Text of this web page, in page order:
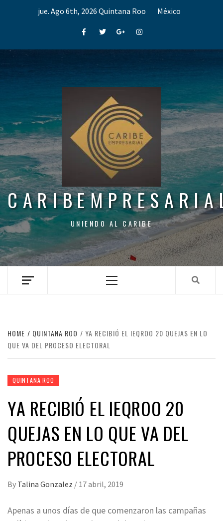
jue. Ago 6th, 2026 Quintana Roo México
FacebookTwitterGoogle+Instagram
UNIENDO AL CARIBE
Menu
HOME QUINTANA ROO
YA RECIBIÓ EL IEQROO 20 QUEJAS EN LO
QUE VA DEL PROCESO ELECTORAL
QUINTANA ROO
YA RECIBIÓ EL IEQROO 20
QUEJAS EN LO QUE VA DEL
PROCESO ELECTORAL
By Talina Gonzalez / 17 abril, 2019
Apenas a unos días de que comenzaron las campañas